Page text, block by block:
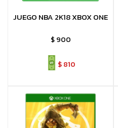
JUEGO NBA 2K18 XBOX ONE
$ 900
$810